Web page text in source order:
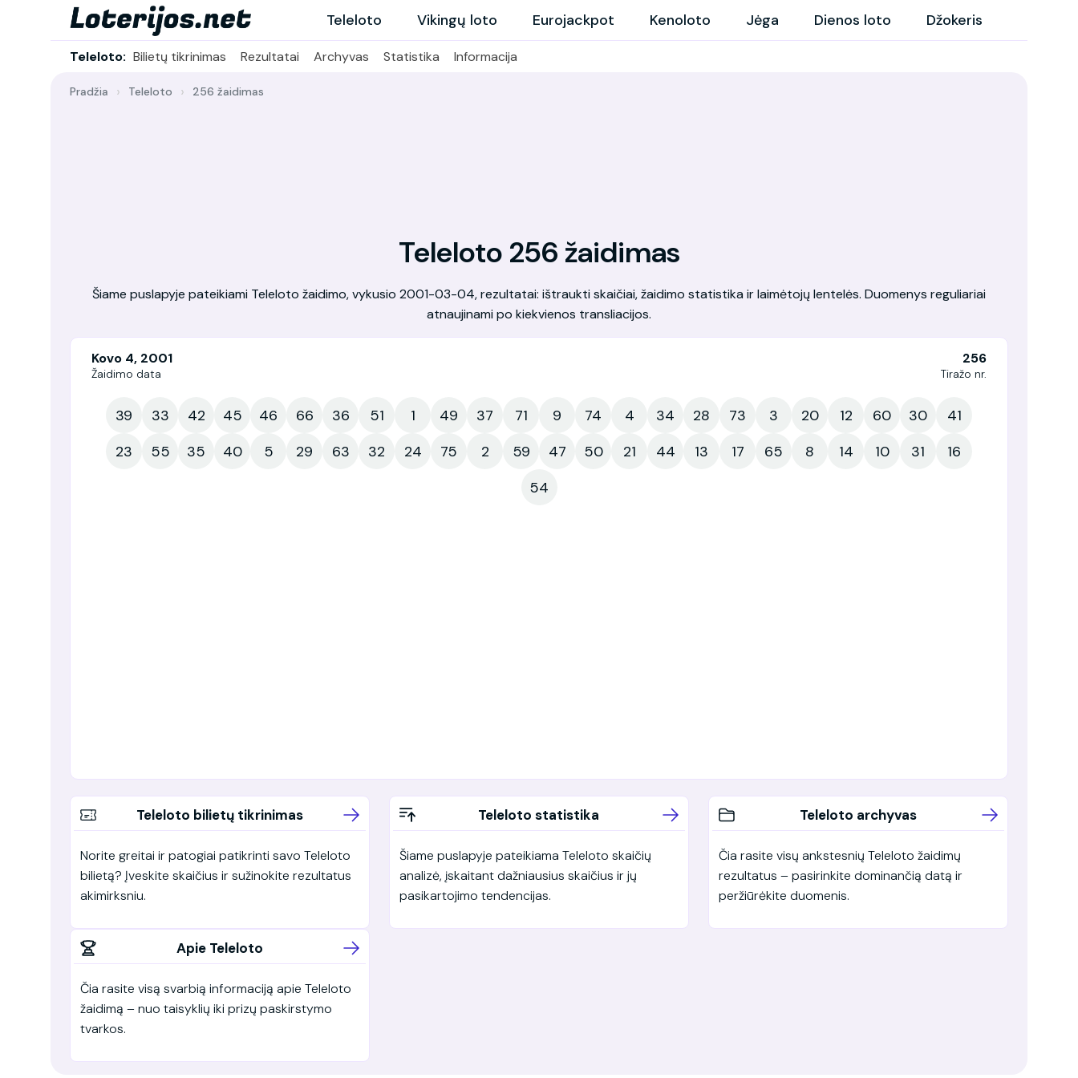
Teleloto Vikingų loto Eurojackpot Kenoloto Jėga Dienos loto Džokeris
Teleloto: Bilietų tikrinimas Rezultatai Archyvas Statistika Informacija
Pradžia Teleloto 256 žaidimas
Teleloto 256 žaidimas
Šiame puslapyje pateikiami Teleloto žaidimo, vykusio 2001-03-04, rezultatai: ištraukti skaičiai, žaidimo statistika ir laimėtojų lentelės. Duomenys reguliariai
atnaujinami po kiekvienos transliacijos.
Kovo 4, 2001
Žaidimo data
256
Tiražo nr.
39 33 42 45 46 66 36 51 1 49 37 71 9 74 4 34 28 73 3 20 12 60 30
41
23
55 35 40 5 29 63 32 24 75 2 59 47 50 21 44 13 17 65 8 14 10 31
16
54
Teleloto bilietų tikrinimas
Norite greitai ir patogiai patikrinti savo Teleloto
bilietą? Įveskite skaičius ir sužinokite rezultatus
akimirksniu.
Teleloto statistika
Šiame puslapyje pateikiama Teleloto skaičių
analizė, įskaitant dažniausius skaičius ir jų
pasikartojimo tendencijas.
Teleloto archyvas
Čia rasite visų ankstesnių Teleloto žaidimų
rezultatus – pasirinkite dominančią datą ir
peržiūrėkite duomenis.
Apie Teleloto
Čia rasite visą svarbią informaciją apie Teleloto
žaidimą – nuo taisyklių iki prizų paskirstymo
tvarkos.